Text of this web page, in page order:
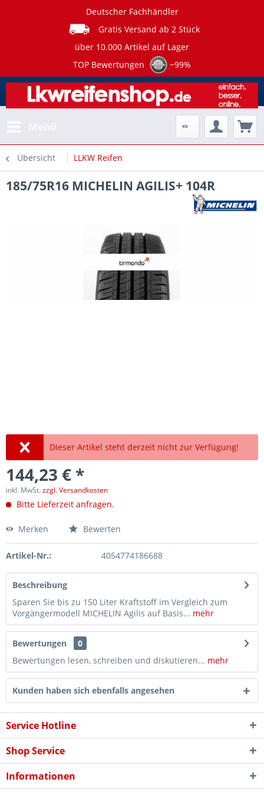
Deutscher Fachhändler
Gratis Versand ab 2 Stück
über 10.000 Artikel auf Lager
TOP Bewertungen
~99%
Übersicht LLKW Reifen
185/75R16 MICHELIN AGILIS+ 104R
Dieser Artikel steht derzeit nicht zur Verfügung!
144,23 € *
inkl. MwSt.zzgl. Versandkosten
Bitte Lieferzeit anfragen.
Merken Bewerten
Artikel-Nr.: 4054774186688
Beschreibung
Sparen Sie bis zu 150 Liter Kraftstoff im Vergleich zum
Vorgängermodell MICHELIN Agilis auf Basis... mehr
Bewertungen
0
Bewertungen lesen, schreiben und diskutieren... mehr
Kunden haben sich ebenfalls angesehen
Service Hotline
Shop Service
Informationen